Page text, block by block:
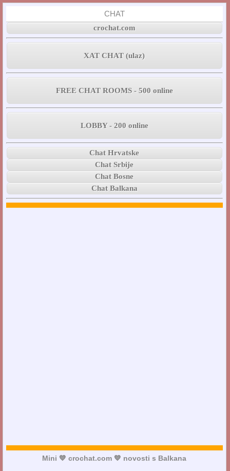
CHAT
crochat.com
XAT CHAT (ulaz)
FREE CHAT ROOMS - 500 online
LOBBY - 200 online
Chat Hrvatske
Chat Srbije
Chat Bosne
Chat Balkana
Mini 💙 crochat.com 💙 novosti s Balkana